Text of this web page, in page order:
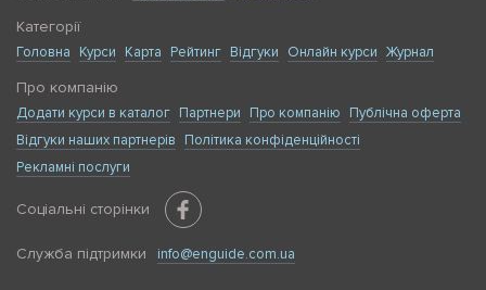
Категорії
Головна Курси Карта Рейтинг Відгуки Онлайн курси Журнал
Про компанію
Додати курси в каталог Партнери Про компанію
Публічна оферта
Відгуки наших партнерів
Політика конфіденційності
Рекламні послуги
Соціальні сторінки
Служба підтримки info@enguide.com.ua